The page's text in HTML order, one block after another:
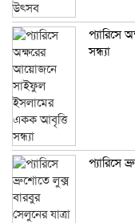
প্যারিসে
সন্ধ্যা
প্যারিসে